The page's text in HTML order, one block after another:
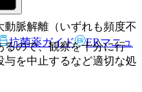
脈解離（いずれも頻度不
。
るので、観察を十分に行
を中止するなど適切な処
抗菌薬ガイド
ERマニュ